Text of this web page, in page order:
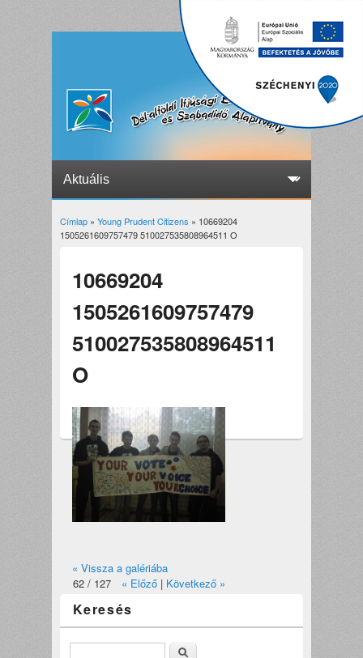
Jelenlegi hely
Címlap» Young Prudent Citizens » 10669204
1505261609757479 510027535808964511 O
10669204
1505261609757479
510027535808964511
O
« Vissza a galériába
62 / 127
« Előző | Következő »
Keresés
Keresés